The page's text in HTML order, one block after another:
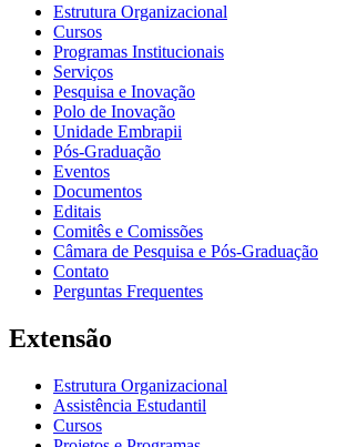
Estrutura Organizacional
Cursos
Programas Institucionais
Serviços
Pesquisa e Inovação
Polo de Inovação
Unidade Embrapii
Pós-Graduação
Eventos
Documentos
Editais
Comitês e Comissões
Câmara de Pesquisa e Pós-Graduação
Contato
Perguntas Frequentes
Extensão
Estrutura Organizacional
Assistência Estudantil
Cursos